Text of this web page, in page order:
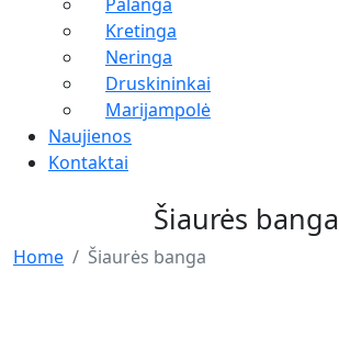
Kretinga
Neringa
Druskininkai
Marijampolė
Naujienos
Kontaktai
Šiaurės banga
Home Šiaurės banga